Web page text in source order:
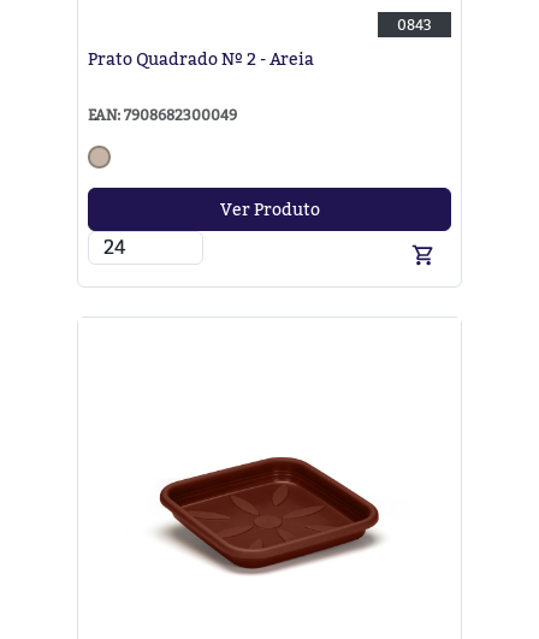
0843
Prato Quadrado Nº 2 - Areia
EAN: 7908682300049
Ver Produto